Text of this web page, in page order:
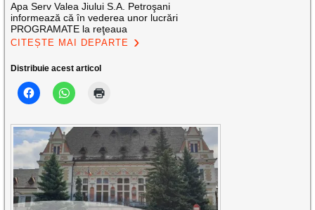
Apa Serv Valea Jiului S.A. Petroşani
informează că în vederea unor lucrări
PROGRAMATE la reţeaua
CITEȘTE MAI DEPARTE
Distribuie acest articol